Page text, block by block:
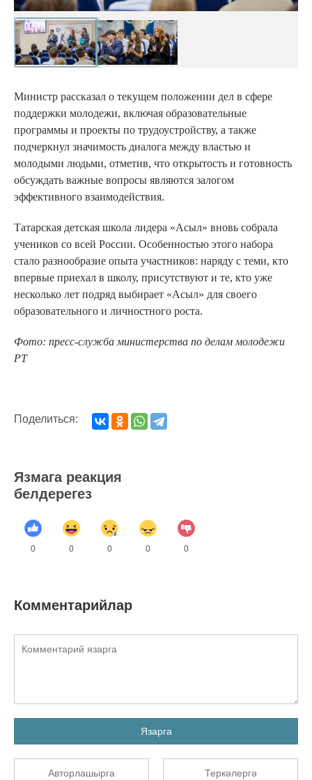
Министр рассказал о текущем положении дел в сфере
поддержки молодежи, включая образовательные
программы и проекты по трудоустройству, а также
подчеркнул значимость диалога между властью и
молодыми людьми, отметив, что открытость и готовность
обсуждать важные вопросы являются залогом
эффективного взаимодействия.
Татарская детская школа лидера «Асыл» вновь собрала
учеников со всей России. Особенностью этого набора
стало разнообразие опыта участников: наряду с теми, кто
впервые приехал в школу, присутствуют и те, кто уже
несколько лет подряд выбирает «Асыл» для своего
образовательного и личностного роста.
Фото: пресс-служба министерства по делам молодежи
РТ
Поделиться:
Язмага реакция
белдерегез
0 0 0 0 0
Комментарийлар
Язарга
Авторлашырга Теркәлергә